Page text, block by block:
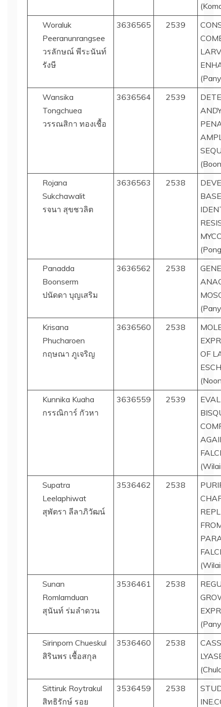
Woraluk
Peeranunrangsee
วรลักษณ์ พีระนันท์
รังษี
3636565 2539
Wansika
Tongchuea
วรรณสิกา ทองเชื้อ
3636564 2539
Rojana
Sukchawalit
รจนา สุขชวลิต
3636563 2538
Panadda
Boonserm
ปนัดดา บุญเสริม
3636562 2538
Krisana
Phucharoen
กฤษณา ภูเจริญ
3636560 2538
OF
Kunnika Kuaha
กรรณิการ์ กัวหา
3636559 2539
Supatra
Leelaphiwat
สุพัตรา ลีลาภิวัฒน์
3536462 2538
Sunan
Romlamduan
สุนันท์ ร่มลำดวน
3536461 2538
Sirinporn Chueskul
สิรินพร เชื้อสกุล
3536460 2538
Sittiruk Roytrakul
สิทธิรักษ์ รอย
3536459 2538